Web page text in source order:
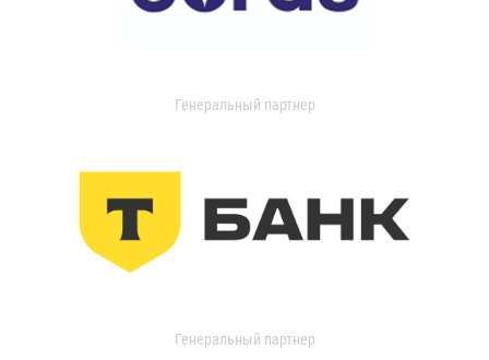
Генеральный партнер
Генеральный партнер